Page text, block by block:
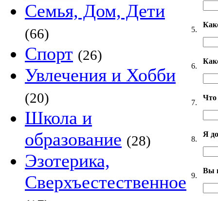
Семья, Дом, Дети
(66)
Спорт (26)
Увлечения и Хобби
(20)
Школа и
образование (28)
Эзотерика,
Сверхъестественное
5.
6.
7.
Что
8.
Я
9.
Вы